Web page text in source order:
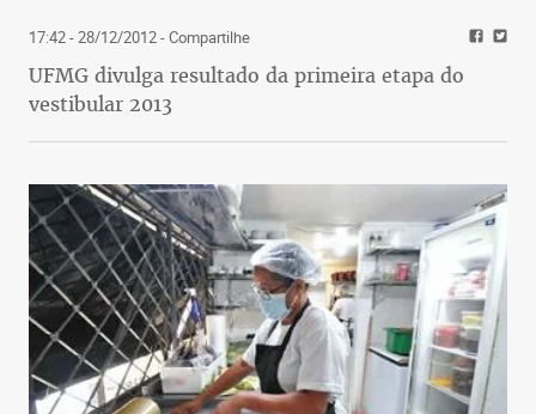
17:42 - 28/12/2012- Compartilhe
UFMG divulga resultado da primeira etapa do
vestibular 2013